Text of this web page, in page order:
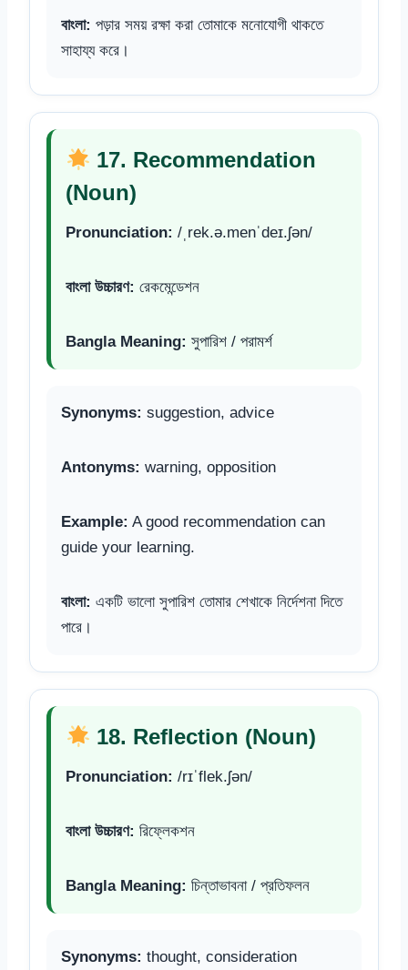
বাংলা: পড়ার সময় রক্ষা করা তোমাকে মনোযোগী থাকতে
সাহায্য করে।
17. Recommendation
(Noun)
Pronunciation: /ˌrek.ə.menˈdeɪ.ʃən/
বাংলা উচ্চারণ: রেকমেন্ডেশন
Bangla Meaning: সুপারিশ / পরামর্শ
Synonyms: suggestion, advice
Antonyms: warning, opposition
Example: A good recommendation can
guide your learning.
বাংলা: একটি ভালো সুপারিশ তোমার শেখাকে নির্দেশনা দিতে
পারে।
18. Reflection (Noun)
Pronunciation: /rɪˈflek.ʃən/
বাংলা উচ্চারণ: রিফ্লেকশন
Bangla Meaning: চিন্তাভাবনা / প্রতিফলন
Synonyms: thought, consideration